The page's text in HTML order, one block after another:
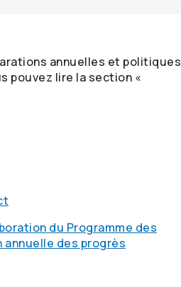
annuelles et politiques
pouvez lire la section «
du Programme des
annuelle des progrès